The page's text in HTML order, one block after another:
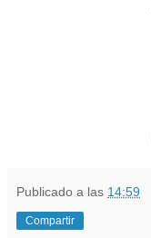
Publicado a las 14:59
Compartir